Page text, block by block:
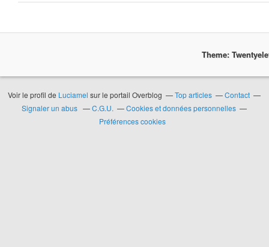
Theme:
Voir le profil de Luciamel sur le portail Overblog Top articles
Contact
Signaler un abus
C.G.U.
Cookies et données personnelles
Préférences cookies